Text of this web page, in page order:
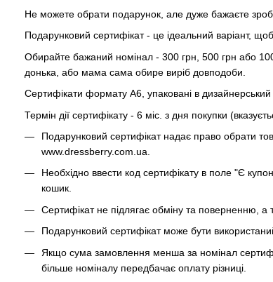
Не можете обрати подарунок, але дуже бажаєте
Подарунковий сертифікат - це ідеальний варіант,
Обирайте бажаний номінал - 300 грн, 500 грн або
донька, або мама сама обире виріб довподоби.
Сертифікати формату А6, упаковані в дизайнерський
Термін дії сертифікату - 6 міс. з дня покупки
Подарунковий сертифікат надає право обрати
www.dressberry.com.ua.
Необхідно ввести код сертифікату в поле "Є
кошик.
Сертифікат не підлягає обміну та поверненню, а
Подарунковий сертифікат може бути
Якщо сума замовлення менша за номінал
більше номіналу передбачає оплату різниці.